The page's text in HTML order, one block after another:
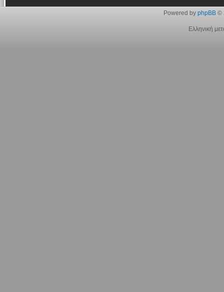
Powered by phpBB©
Ελληνική